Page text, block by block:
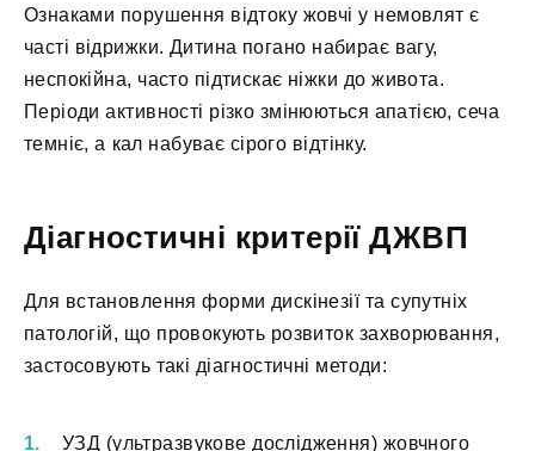
Ознаками порушення відтоку жовчі у немовлят є
часті відрижки. Дитина погано набирає вагу,
неспокійна, часто підтискає ніжки до живота.
Періоди активності різко змінюються апатією, сеча
темніє, а кал набуває сірого відтінку.
Діагностичні критерії ДЖВП
Для встановлення форми дискінезії та супутніх
патологій, що провокують розвиток захворювання,
застосовують такі діагностичні методи:
УЗД (ультразвукове дослідження) жовчного